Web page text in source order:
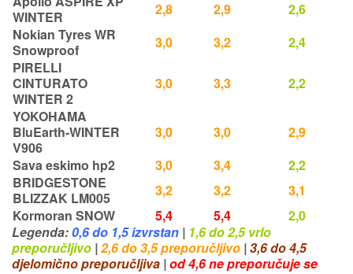
WINTER
2,8 2,9
2,6
Nokian Tyres WR
Snowproof
3,0 3,2
2,4
PIRELLI
CINTURATO
WINTER 2
3,0 3,3
2,2
YOKOHAMA
BluEarth-WINTER
V906
3,0 3,0
2,9
Sava eskimo hp2
3,0 3,4
2,2
BRIDGESTONE
BLIZZAK LM005
3,2 3,2
3,1
Kormoran SNOW
5,4 5,4
2,0
Legenda:0,6 do 1,5 izvrstan | 1,6 do 2,5 vrlo
preporučljivo |2,6 do 3,5 preporučljivo |3,6 do 4,5
djelomično preporučljiva |od 4,6 ne preporučuje se